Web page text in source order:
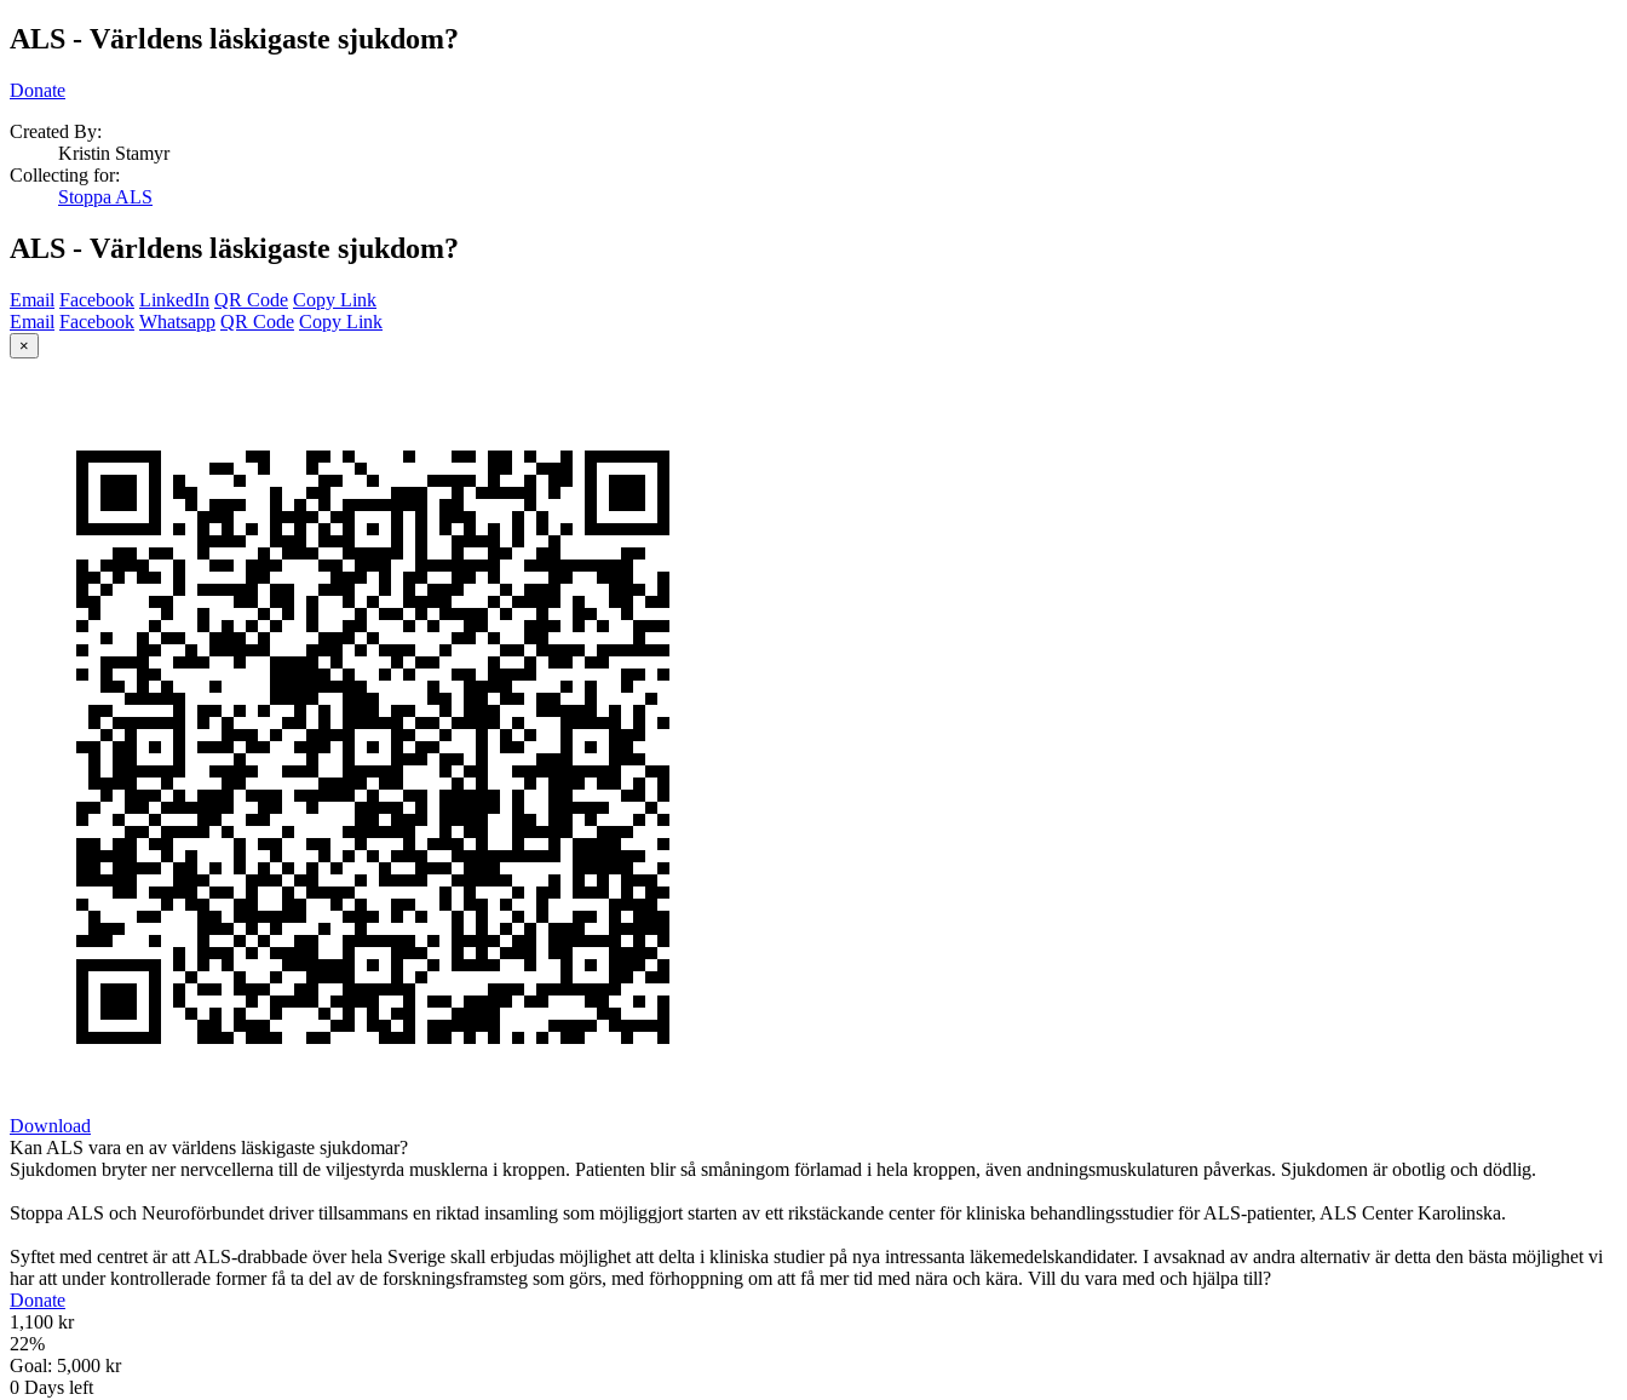
ALS - Världens läskigaste sjukdom?
Donate
Created By:
Kristin Stamyr
Collecting for:
Stoppa ALS
ALS - Världens läskigaste sjukdom?
Email Facebook LinkedIn QR Code Copy Link
Email Facebook Whatsapp QR Code Copy Link
×
Download
Kan ALS vara en av världens läskigaste sjukdomar?
Sjukdomen bryter ner nervcellerna till de viljestyrda musklerna i kroppen. Patienten blir så småningom förlamad i hela kroppen, även andningsmuskulaturen påverkas. Sjukdomen är obotlig och dödlig.
Stoppa ALS och Neuroförbundet driver tillsammans en riktad insamling som möjliggjort starten av ett rikstäckande center för kliniska behandlingsstudier för ALS-patienter, ALS Center Karolinska.
Syftet med centret är att ALS-drabbade över hela Sverige skall erbjudas möjlighet att delta i kliniska studier på nya intressanta läkemedelskandidater. I avsaknad av andra alternativ är detta den bästa möjlighet vi
har att under kontrollerade former få ta del av de forskningsframsteg som görs, med förhoppning om att få mer tid med nära och kära. Vill du vara med och hjälpa till?
Donate
1,100 kr
22%
Goal: 5,000 kr
0 Days left